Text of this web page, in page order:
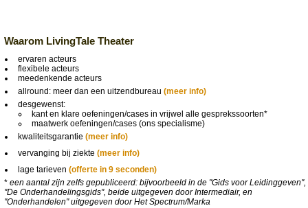
Waarom LivingTale Theater
ervaren acteurs
flexibele acteurs
meedenkende acteurs
allround: meer dan een uitzendbureau (meer info)
desgewenst:
kant en klare oefeningen/cases in vrijwel alle gesprekssoorten*
maatwerk oefeningen/cases (ons specialisme)
kwaliteitsgarantie (meer info)
vervanging bij ziekte (meer info)
lage tarieven (offerte in 9 seconden)
* een aantal zijn zelfs gepubliceerd: bijvoorbeeld in de "Gids voor Leidinggeven",
"De Onderhandelingsgids", beide uitgegeven door Intermediair, en
"Onderhandelen" uitgegeven door Het Spectrum/Marka